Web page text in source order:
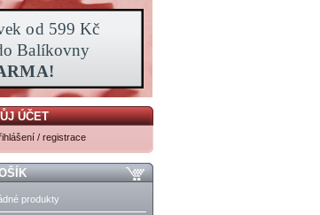
ÚČET
/ registrace
produkty